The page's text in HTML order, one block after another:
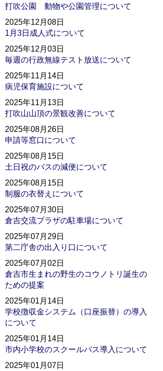
打吹公園 動物や公園管理について
2025年12月08日
1月3日成人式について
2025年12月03日
毎週の行政無線テスト放送について
2025年11月14日
病児保育施設について
2025年11月13日
打吹山山頂の景観改善について
2025年08月26日
申請等窓口について
2025年08月15日
土日祝のバスの減便について
2025年08月15日
制服の衣替えについて
2025年07月30日
倉吉交流プラザの駐車場について
2025年07月29日
第二庁舎の出入り口について
2025年07月02日
倉吉市生まれの野生のコウノトリ誕生の
ための提案
2025年01月14日
学校徴収金システム（口座振替）の導入
について
2025年01月14日
市内小学校のスクールバス導入について
2025年01月07日